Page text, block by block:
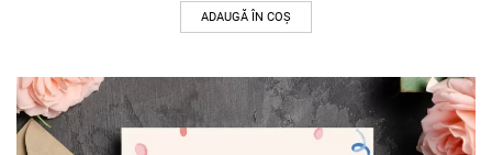
ADAUGĂ ÎN COȘ